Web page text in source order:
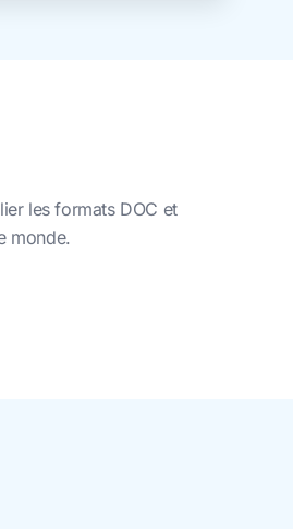
les formats DOC et
monde.